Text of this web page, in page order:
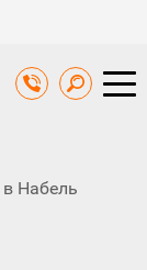
Набель